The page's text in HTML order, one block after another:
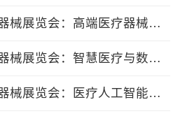
械展览会：高端医疗器械创
械展览会：智慧医疗与数字
械展览会：医疗人工智能（A